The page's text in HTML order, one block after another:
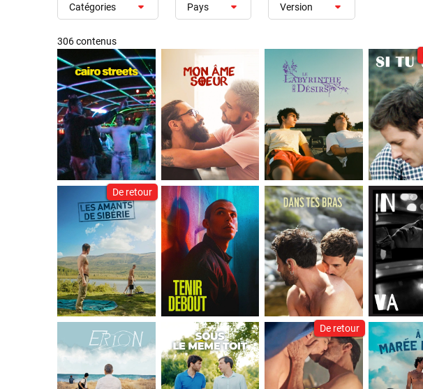
Catégories Pays Version
306 contenus
De retour
De retour